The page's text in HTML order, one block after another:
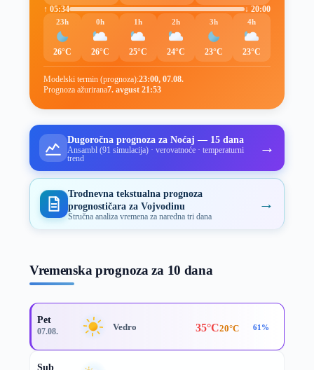
↑ 05:34
↓ 20:00
23h
26°C
0h
26°C
1h
25°C
2h
24°C
3h
23°C
4h
23°C
Modelski termin (prognoza):23:00, 07.08.
Prognoza ažurirana7. avgust 21:53
Dugoročna prognoza za Noćaj — 15 dana
Ansambl (91 simulacija) · verovatnoće · temperaturni
trend
→
Trodnevna tekstualna prognoza
prognostičara za Vojvodinu
Stručna analiza vremena za naredna tri dana
→
Vremenska prognoza za 10 dana
Pet
07.08. Vedro 35°C20°C 61%
Sub